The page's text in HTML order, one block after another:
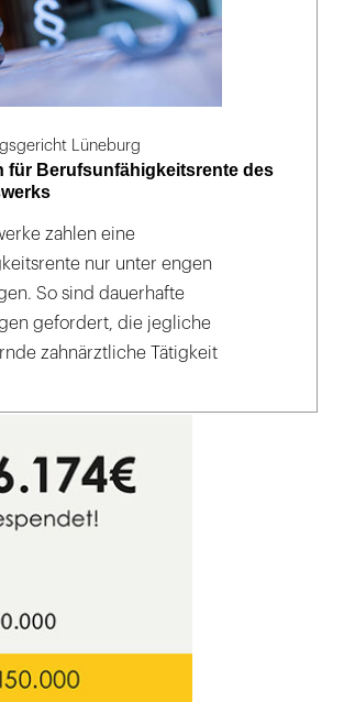
Lüneburg
für Berufsunfähigkeitsrente des
zahlen eine
nur unter engen
So sind dauerhafte
gefordert, die jegliche
zahnärztliche Tätigkeit